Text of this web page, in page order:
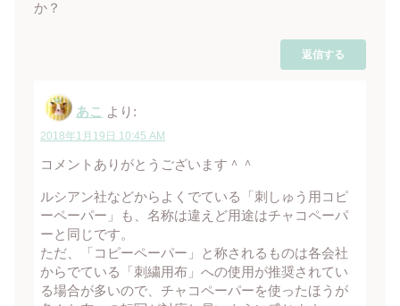
か？
返信する
あこ より:
2018年1月19日 10:45 AM
コメントありがとうございます＾＾
ルシアン社などからよくでている「刺しゅう用コピ
ーペーパー」も、名称は違えど用途はチャコペーパ
ーと同じです。
ただ、「コピーペーパー」と称されるものは各会社
からでている「刺繍用布」への使用が推奨されてい
る場合が多いので、チャコペーパーを使ったほうが